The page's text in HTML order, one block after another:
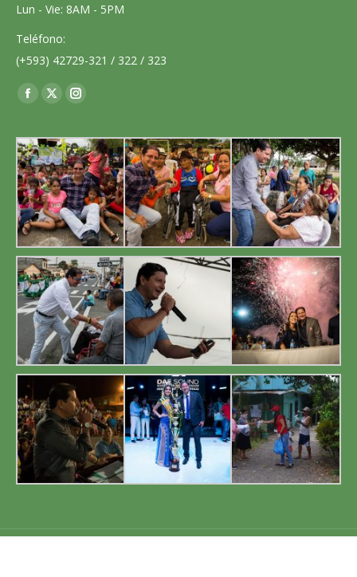
Lun - Vie: 8AM - 5PM
Teléfono:
(+593) 42729-321 / 322 / 323
Encuéntranos en:
Facebook
opens
in
new
window
X
opens
in
new
window
Instagram
opens
in
new
window